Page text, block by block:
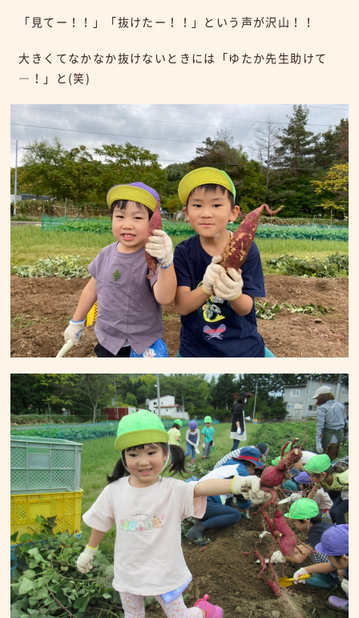
「見てー！！」「抜けたー！！」という声が沢山！！
大きくてなかなか抜けないときには「ゆたか先生助けて
―！」と(笑)